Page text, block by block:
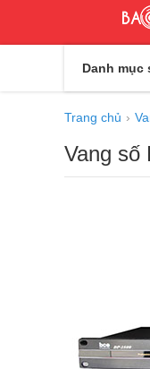
Danh mục
Trang chủ
Vang số